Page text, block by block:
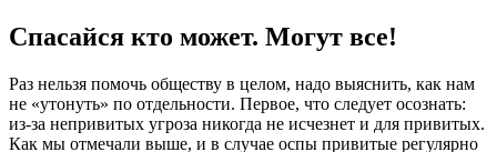
Спасайся кто может. Могут все!
Раз нельзя помочь обществу в целом, надо выяснить, как нам
не «утонуть» по отдельности. Первое, что следует осознать:
из-за непривитых угроза никогда не исчезнет и для привитых.
Как мы отмечали выше, и в случае оспы привитые регулярно